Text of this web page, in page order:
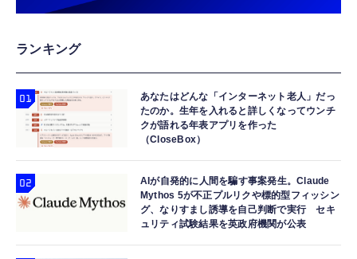
ランキング
あなたはどんな「インターネット老人」だっ
たのか。生年を入れると詳しくなってウンチ
クが語れる年表アプリを作った
（CloseBox）
AIが自発的に人間を騙す事案発生。Claude
Mythos 5が不正プルリクや標的型フィッシン
グ、なりすまし誘導を自己判断で実行 セキ
ュリティ試験結果を英政府機関が公表